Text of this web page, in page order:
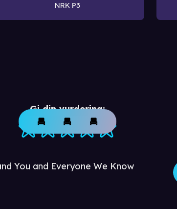
NRK P3
Gi din vurdering:
You and Everyone We Know